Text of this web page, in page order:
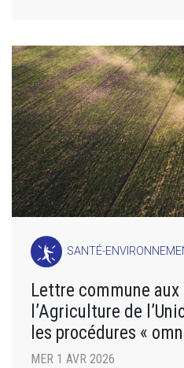
SANTÉ-
Lettre commune
l’Agriculture de
les procédures «
MER 1 AVR 2026